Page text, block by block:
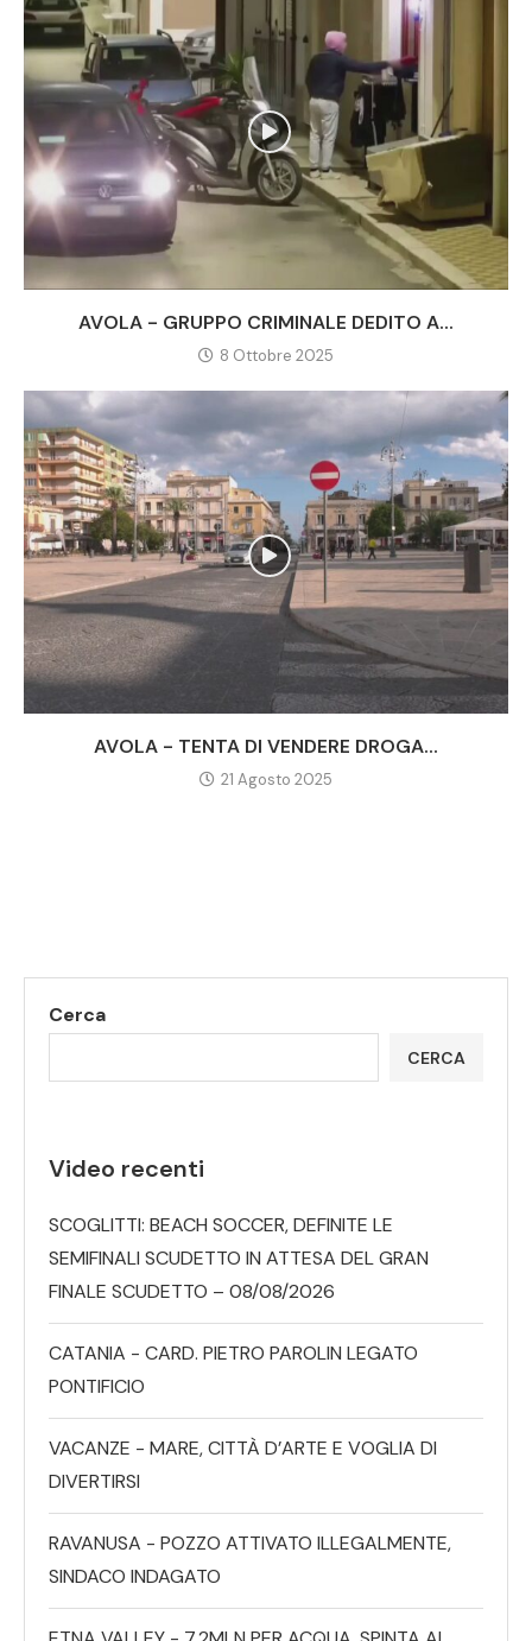
AVOLA - GRUPPO CRIMINALE DEDITO A...
8 Ottobre 2025
AVOLA - TENTA DI VENDERE DROGA...
21 Agosto 2025
Cerca
CERCA
Video recenti
SCOGLITTI: BEACH SOCCER, DEFINITE LE
SEMIFINALI SCUDETTO IN ATTESA DEL GRAN
FINALE SCUDETTO – 08/08/2026
CATANIA - CARD. PIETRO PAROLIN LEGATO
PONTIFICIO
VACANZE - MARE, CITTÀ D’ARTE E VOGLIA DI
DIVERTIRSI
RAVANUSA - POZZO ATTIVATO ILLEGALMENTE,
SINDACO INDAGATO